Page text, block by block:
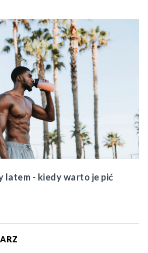
latem - kiedy warto je pić